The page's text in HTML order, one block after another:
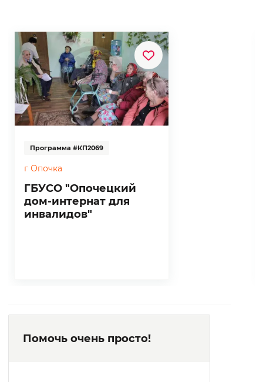
Программа #КП2069
г Опочка
ГБУСО "Опочецкий
дом-интернат для
инвалидов"
Помочь очень просто!